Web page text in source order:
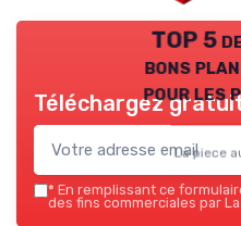
TOP 5
bons
pour les
La piece
Téléchargez
* En remplissant ce
des fins commerciales par